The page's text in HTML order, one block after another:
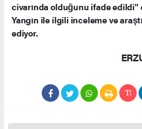
civarında olduğunu ifade edildi"
Yangın ile ilgili inceleme ve
ediyor.